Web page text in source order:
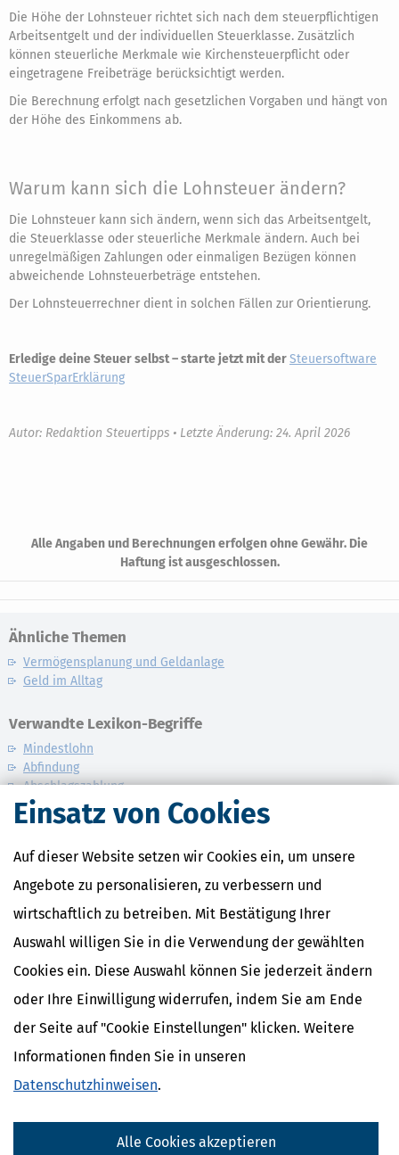
Einsatz von Cookies
Auf dieser Website setzen wir Cookies ein, um unsere
Angebote zu personalisieren, zu verbessern und
wirtschaftlich zu betreiben. Mit Bestätigung Ihrer
Auswahl willigen Sie in die Verwendung der gewählten
Cookies ein. Diese Auswahl können Sie jederzeit ändern
oder Ihre Einwilligung widerrufen, indem Sie am Ende
der Seite auf "Cookie Einstellungen" klicken. Weitere
Informationen finden Sie in unseren
Datenschutzhinweisen.
Alle Cookies akzeptieren
Die Höhe der Lohnsteuer richtet sich nach dem steuerpflichtigen
Arbeitsentgelt und der individuellen Steuerklasse. Zusätzlich
können steuerliche Merkmale wie Kirchensteuerpflicht oder
eingetragene Freibeträge berücksichtigt werden.
Die Berechnung erfolgt nach gesetzlichen Vorgaben und hängt von
der Höhe des Einkommens ab.
Warum kann sich die Lohnsteuer ändern?
Die Lohnsteuer kann sich ändern, wenn sich das Arbeitsentgelt,
die Steuerklasse oder steuerliche Merkmale ändern. Auch bei
unregelmäßigen Zahlungen oder einmaligen Bezügen können
abweichende Lohnsteuerbeträge entstehen.
Der Lohnsteuerrechner dient in solchen Fällen zur Orientierung.
Erledige deine Steuer selbst – starte jetzt mit derSteuersoftware
SteuerSparErklärung
Autor: Redaktion Steuertipps • Letzte Änderung: 24. April 2026
Alle Angaben und Berechnungen erfolgen ohne Gewähr. Die
Haftung ist ausgeschlossen.
Ähnliche Themen
Vermögensplanung und Geldanlage
Geld im Alltag
Verwandte Lexikon-Begriffe
Mindestlohn
Abfindung
Abschlagszahlung
Anwesenheitsprämien
Apothekerzuschüsse
Durchschnittliche Preise für Kraftstoff
AlleMuster,Formulare,Steuerrechner,Checklisten